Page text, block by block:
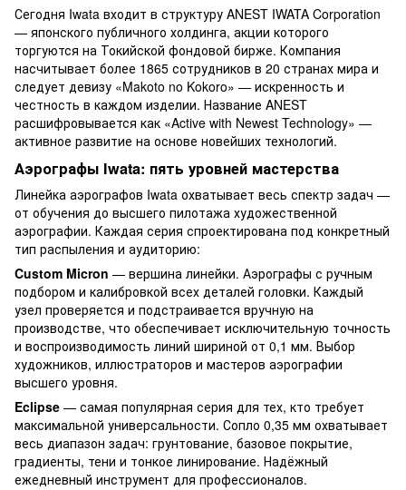
Сегодня Iwata входит в структуру ANEST IWATA Corporation
— японского публичного холдинга, акции которого
торгуются на Токийской фондовой бирже. Компания
насчитывает более 1865 сотрудников в 20 странах мира и
следует девизу «Makoto no Kokoro» — искренность и
честность в каждом изделии. Название ANEST
расшифровывается как «Active with Newest Technology» —
активное развитие на основе новейших технологий.
Аэрографы Iwata: пять уровней мастерства
Линейка аэрографов Iwata охватывает весь спектр задач —
от обучения до высшего пилотажа художественной
аэрографии. Каждая серия спроектирована под конкретный
тип распыления и аудиторию:
Custom Micron — вершина линейки. Аэрографы с ручным
подбором и калибровкой всех деталей головки. Каждый
узел проверяется и подстраивается вручную на
производстве, что обеспечивает исключительную точность
и воспроизводимость линий шириной от 0,1 мм. Выбор
художников, иллюстраторов и мастеров аэрографии
высшего уровня.
Eclipse — самая популярная серия для тех, кто требует
максимальной универсальности. Сопло 0,35 мм охватывает
весь диапазон задач: грунтование, базовое покрытие,
градиенты, тени и тонкое линирование. Надёжный
ежедневный инструмент для профессионалов.